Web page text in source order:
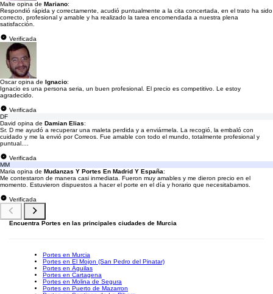
Malte opina de Mariano:
Respondió rápida y correctamente, acudió puntualmente a la cita concertada, en el trato ha sido
correcto, profesional y amable y ha realizado la tarea encomendada a nuestra plena
satisfacción.
Verificada
Oscar opina de Ignacio:
Ignacio es una persona seria, un buen profesional. El precio es competitivo. Le estoy
agradecido.
Verificada
DF
David opina de Damian Elias:
Sr. D me ayudó a recuperar una maleta perdida y a enviármela. La recogió, la embaló con
cuidado y me la envió por Correos. Fue amable con todo el mundo, totalmente profesional y
puntual....
Verificada
MM
Maria opina de Mudanzas Y Portes En Madrid Y España:
Me contestaron de manera casi inmediata. Fueron muy amables y me dieron precio en el
momento. Estuvieron dispuestos a hacer el porte en el día y horario que necesitabamos.
Verificada
Encuentra Portes en las principales ciudades de Murcia
Portes en Murcia
Portes en El Mojon (San Pedro del Pinatar)
Portes en Águilas
Portes en Cartagena
Portes en Molina de Segura
Portes en Puerto de Mazarron